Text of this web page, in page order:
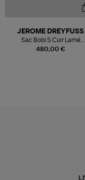
480,00 €
JEROME DREYFUSS
Sac Bobi S Cuir Lamé
Champagne